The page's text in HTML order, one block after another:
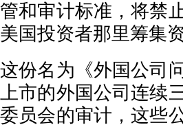
管和审计标准，将禁
美国投资者那里筹集资
这份名为《外国公司
上市的外国公司连续
委员会的审计，这些